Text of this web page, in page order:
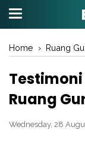
Home › Ruang
Testimoni
Ruang
Wednesday, 28